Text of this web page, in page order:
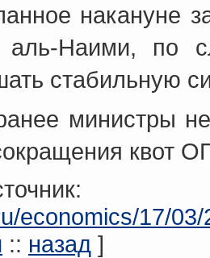
накануне
Наими, по
стабильную
министры
квот
economics/17/
:: назад ]